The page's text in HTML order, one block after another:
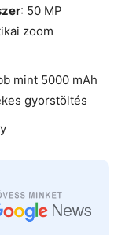
: 50 MP
zoom
mint 5000 mAh
gyorstöltés